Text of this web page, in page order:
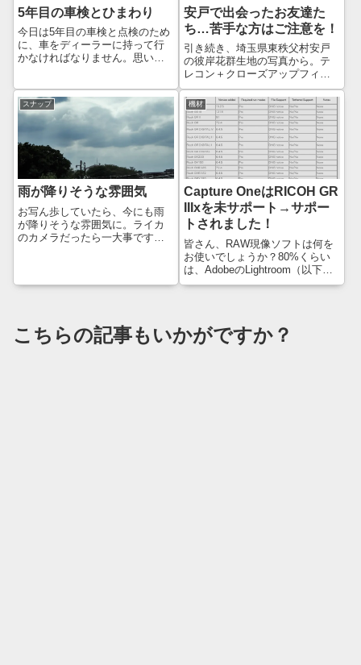
5年目の車検とひまわり
今日は5年目の車検と点検のため
に、車をディーラーに持って行
かなければなりません。思いが
障や異音問題などありました
が、飛び石で傷だらけになりな
がらも、5年間よく頑張ってくれ
まし...
安戸で出会ったお友達た
ち…苦手な方はご注意を！
引き続き、埼玉県東秩父村安戸
の彼岸花群生地の写真から。テ
レコン＋クローズアップフィル
ターで遊んでいたところ、いろ
んな「お友達」に出会いました
😊苦手な方がいるかもしれませ
んので、予め警告しておきます
が、虫さんが苦手な方は、ここ
から先はご遠慮く...
スナップ
雨が降りそうな雰囲気
お写ん歩していたら、今にも雨
が降りそうな雰囲気に。ライカ
のカメラだったら一大事です
たくないところです。結局、雨
機材
Capture OneはRICOH GR
IIIxを未サポート→サポー
トされました！
皆さん、RAW現像ソフトは何を
お使いでしょうか？80%くらい
は、AdobeのLightroom（以下、
LR）でしょうか。私は、Capture
こちらの記事もいかがですか？